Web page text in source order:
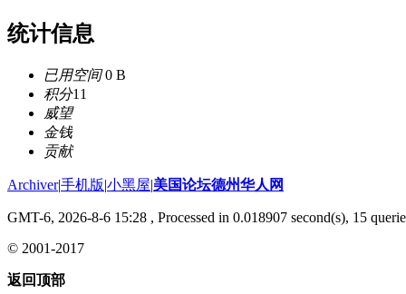
统计信息
已用空间0 B
积分11
威望
金钱
贡献
Archiver|手机版|小黑屋|美国论坛德州华人网
GMT-6, 2026-8-6 15:28 , Processed in 0.018907 second(s), 15
© 2001-2017
返回顶部